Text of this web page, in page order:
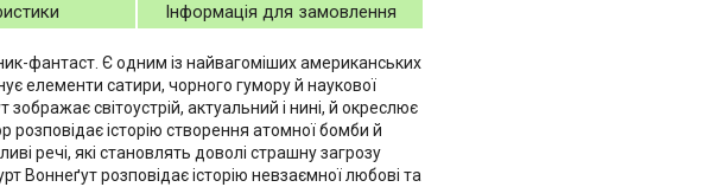
Інформація для замовлення
фантаст. Є одним із найвагоміших американських
елементи сатири, чорного гумору й наукової
світоустрій, актуальний і нині, й окреслює
розповідає історію створення атомної бомби й
речі, які становлять доволі страшну загрозу
Воннеґут розповідає історію невзаємної любові та